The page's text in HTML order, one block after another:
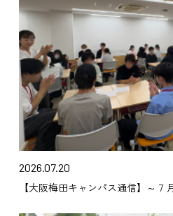
2026.07.20
【大阪梅田キャンパス通信】～７